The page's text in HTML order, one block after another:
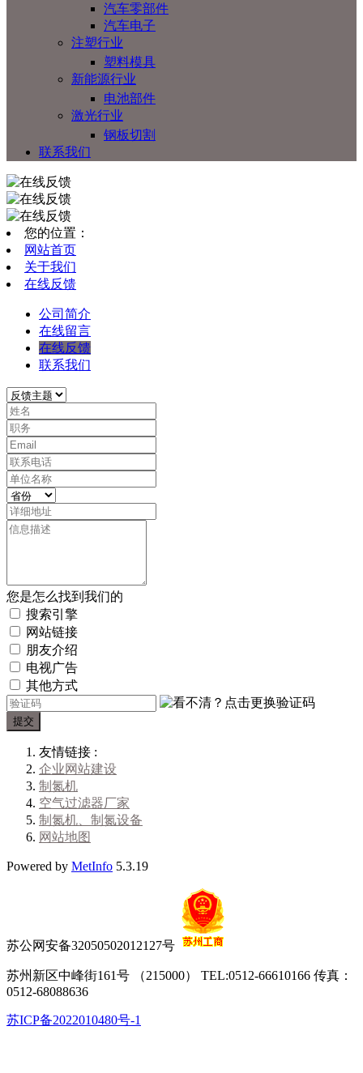
汽车零部件
汽车电子
注塑行业
塑料模具
新能源行业
电池部件
激光行业
钢板切割
联系我们
您的位置：
网站首页
关于我们
在线反馈
公司简介
在线留言
在线反馈
联系我们
您是怎么找到我们的
搜索引擎
网站链接
朋友介绍
电视广告
其他方式
提交
友情链接 :
企业网站建设
制氮机
空气过滤器厂家
制氮机、制氮设备
网站地图
Powered by MetInfo 5.3.19
苏公网安备32050502012127号
苏州新区中峰街161号 （215000） TEL:0512-66610166 传真：
0512-68088636
苏ICP备2022010480号-1